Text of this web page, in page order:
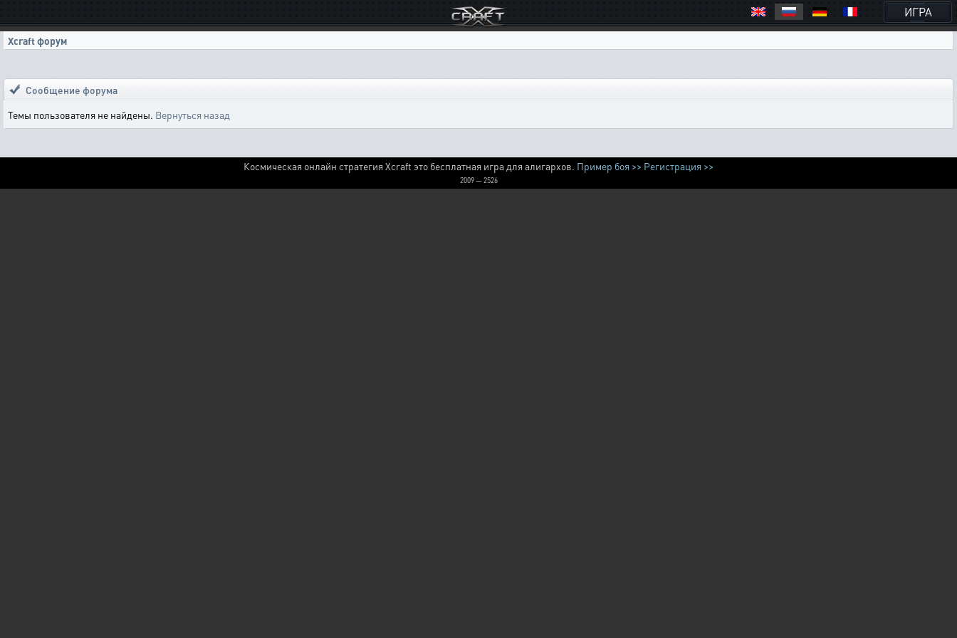
ИГРА
Xcraft форум
Сообщение форума
Темы пользователя не найдены. Вернуться назад
Космическая онлайн стратегия Xcraft это бесплатная игра для алигархов. Пример боя >> Регистрация >>
2009 — 2526